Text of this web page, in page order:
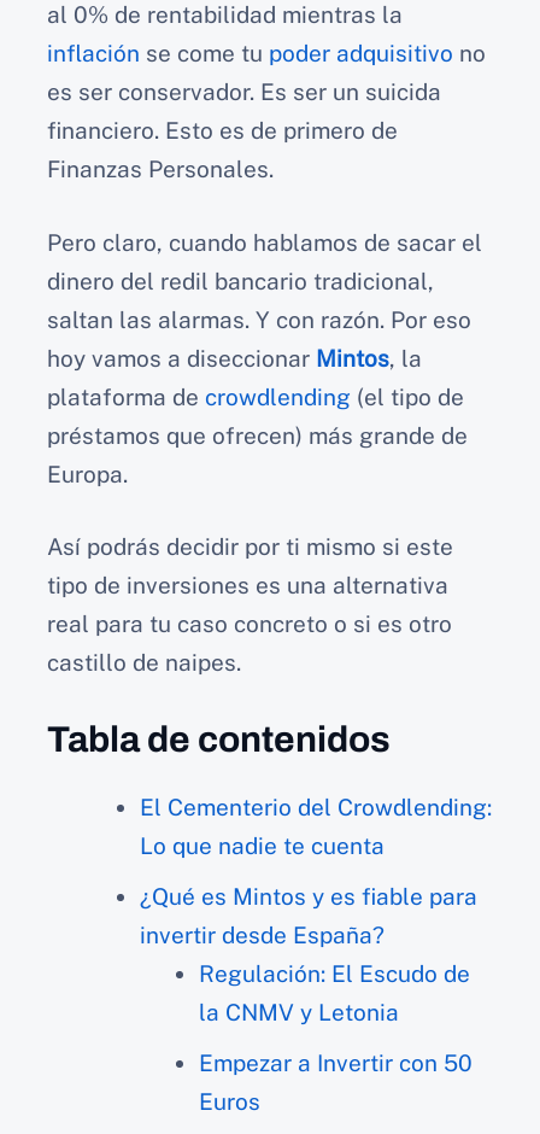
al 0% de rentabilidad mientras la
inflación se come tu poder adquisitivo no
es ser conservador. Es ser un suicida
financiero. Esto es de primero de
Finanzas Personales.
Pero claro, cuando hablamos de sacar el
dinero del redil bancario tradicional,
saltan las alarmas. Y con razón. Por eso
hoy vamos a diseccionar Mintos, la
plataforma de crowdlending (el tipo de
préstamos que ofrecen) más grande de
Europa.
Así podrás decidir por ti mismo si este
tipo de inversiones es una alternativa
real para tu caso concreto o si es otro
castillo de naipes.
Tabla de contenidos
El Cementerio del Crowdlending:
Lo que nadie te cuenta
¿Qué es Mintos y es fiable para
invertir desde España?
Regulación: El Escudo de
la CNMV y Letonia
Empezar a Invertir con 50
Euros